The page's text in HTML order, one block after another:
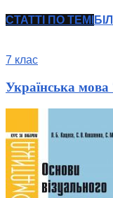
СТАТТІ ПО ТЕМІ
7 клас
Українська